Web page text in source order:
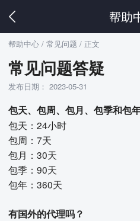
帮助
帮助中心 / 常见问题 / 正文
常见问题答疑
发布日期： 2023-05-31
包天、包周、包月、包季和包
包天：24小时
包周：7天
包月：30天
包季：90天
包年：360天
有国外的代理吗？